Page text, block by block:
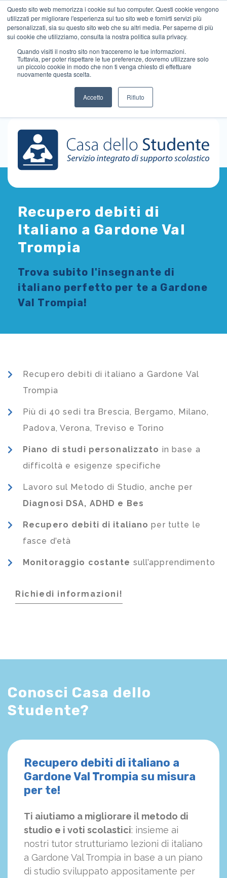
Questo sito web memorizza i cookie sul tuo computer. Questi cookie vengono
utilizzati per migliorare l'esperienza sul tuo sito web e fornirti servizi più
personalizzati, sia su questo sito web che su altri media. Per saperne di più
sui cookie che utilizziamo, consulta la nostra politica sulla privacy.
Quando visiti il ​​nostro sito non tracceremo le tue informazioni.
Tuttavia, per poter rispettare le tue preferenze, dovremo utilizzare solo
un piccolo cookie in modo che non ti venga chiesto di effettuare
nuovamente questa scelta.
Accetto Rifiuto
Recupero debiti di
Italiano a Gardone Val
Trompia
Trova subito l'insegnante di
italiano perfetto per te a Gardone
Val Trompia!
Recupero debiti di italiano a Gardone Val
Trompia
Più di 40 sedi tra Brescia, Bergamo, Milano,
Padova, Verona, Treviso e Torino
Piano di studi personalizzato in base a
difficoltà e esigenze specifiche
Lavoro sul Metodo di Studio, anche per
Diagnosi DSA, ADHD e Bes
Recupero debiti di italiano per tutte le
fasce d’età
Monitoraggio costante sull’apprendimento
Richiedi informazioni!
Conosci Casa dello
Studente?
Recupero debiti di italiano a
Gardone Val Trompia su misura
per te!
Ti aiutiamo a migliorare il metodo di
studio e i voti scolastici: insieme ai
nostri tutor strutturiamo lezioni di italiano
a Gardone Val Trompia in base a un piano
di studio sviluppato appositamente per